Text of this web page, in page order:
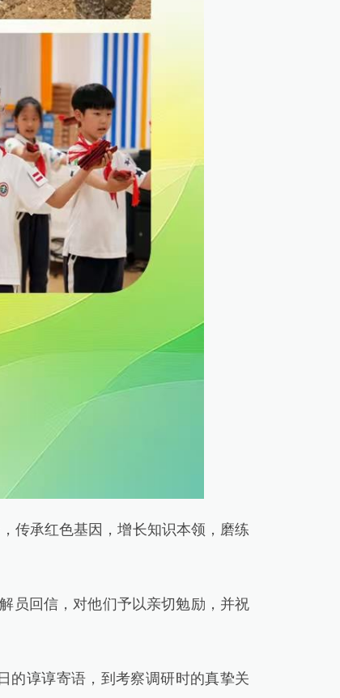
传承红色基因，增长知识本领，磨练
员回信，对他们予以亲切勉励，并祝
谆谆寄语，到考察调研时的真挚关